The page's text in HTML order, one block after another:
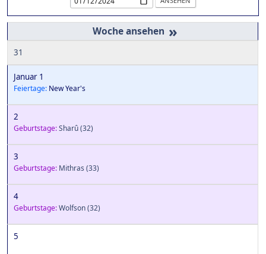
»
31
Januar 1
Feiertage: New Year's
2
Geburtstage:Sharû(32)
3
Geburtstage: Mithras (33)
4
Geburtstage:Wolfson(32)
5